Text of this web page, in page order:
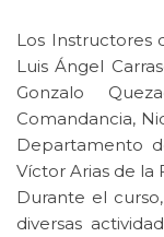
Los Instructores
Luis Ángel
Gonzalo
Comandancia,
Departamento
Víctor Arias de la
Durante el
diversas